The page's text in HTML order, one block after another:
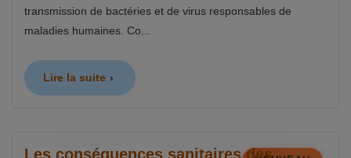
transmission de bactéries et de virus responsables de
maladies humaines. Co...
Lire la suite
Les conséquences sanitaires des